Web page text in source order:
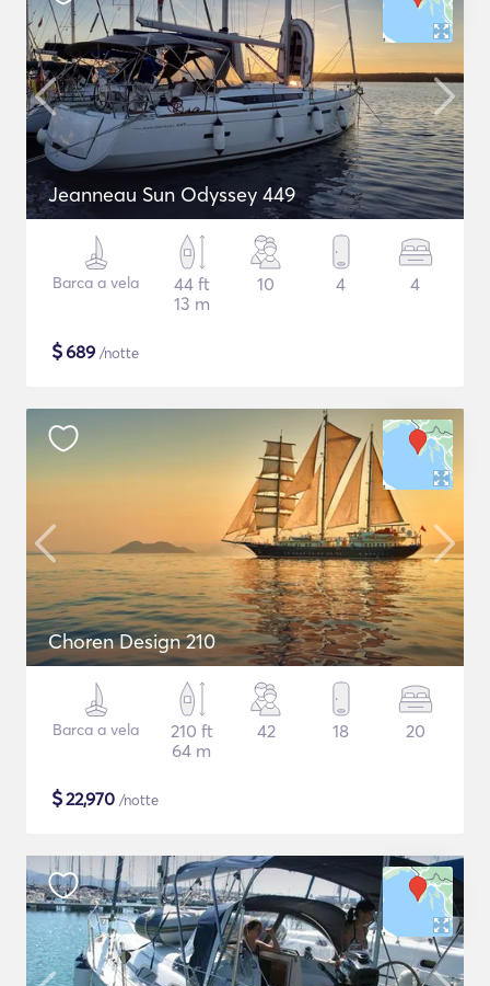
Jeanneau Sun Odyssey 449
Barca a vela
44 ft
13 m
10 4 4
$689 /notte
Choren Design 210
Barca a vela
210 ft
64 m
42 18 20
$22,970 /notte